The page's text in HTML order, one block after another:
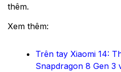
thêm.
Xem thêm:
Trên tay Xiaomi 14:
Snapdragon 8 Gen 3